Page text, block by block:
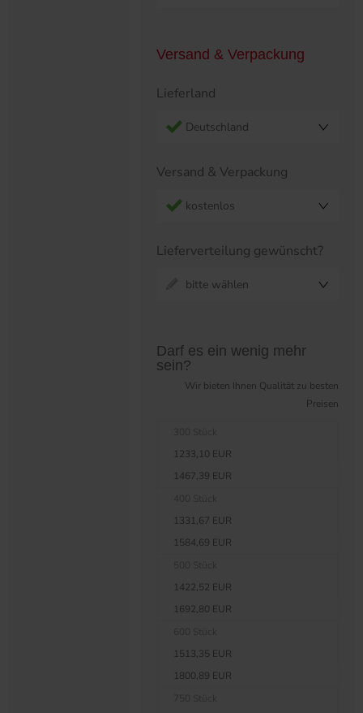
Versand & Verpackung
Lieferland
Deutschland
Versand & Verpackung
kostenlos
Lieferverteilung gewünscht?
bitte wählen
Darf es ein wenig mehr
sein?
Wir bieten Ihnen Qualität zu besten
Preisen
1233,10 EUR
1467,39 EUR
1331,67 EUR
1584,69 EUR
1422,52 EUR
1692,80 EUR
1513,35 EUR
1800,89 EUR